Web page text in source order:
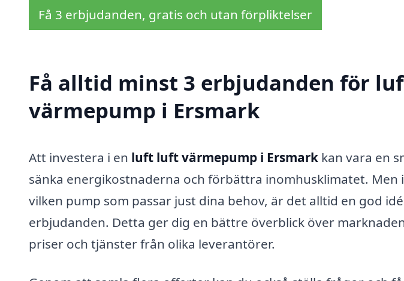
Få 3 erbjudanden, gratis och utan förpliktelser
Få alltid minst 3 erbjudanden för
värmepump i Ersmark
Att investera i en luft luft värmepump i Ersmark kan vara en
sänka energikostnaderna och förbättra inomhusklimatet.
vilken pump som passar just dina behov, är det alltid en god
erbjudanden. Detta ger dig en bättre överblick över
priser och tjänster från olika leverantörer.